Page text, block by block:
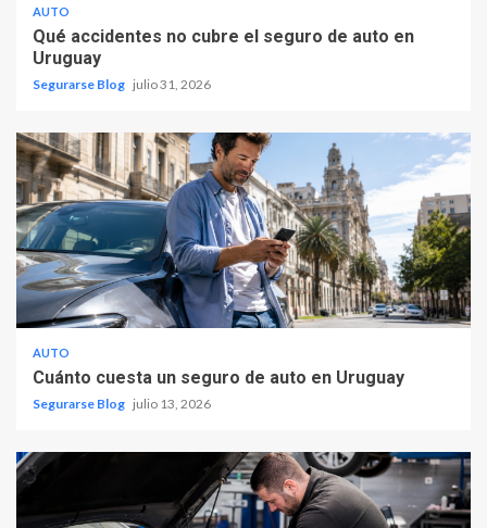
AUTO
Qué accidentes no cubre el seguro de auto en
Uruguay
Segurarse Blog julio 31, 2026
AUTO
Cuánto cuesta un seguro de auto en Uruguay
Segurarse Blog julio 13, 2026